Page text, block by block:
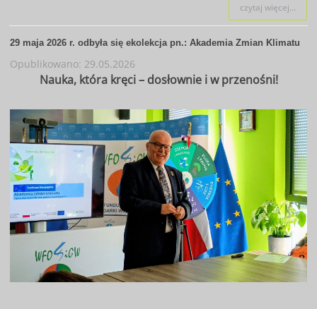
czytaj więcej...
29 maja 2026 r. odbyła się ekolekcja pn.: Akademia Zmian Klimatu
Opublikowano: 29.05.2026
Nauka, która kręci – dosłownie i w przenośni!